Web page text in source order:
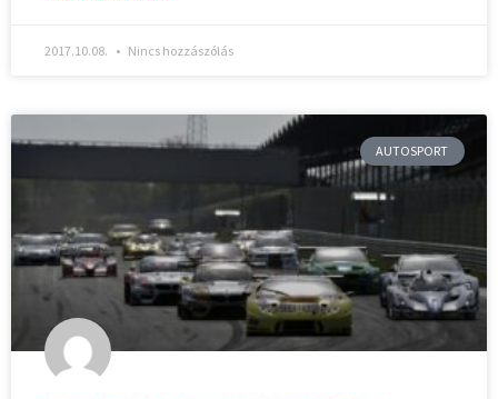
2017.10.08. Nincs hozzászólás
AUTOSPORT